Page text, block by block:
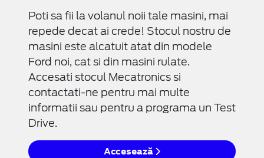
Poti sa fii la volanul noii tale masini, mai
repede decat ai crede! Stocul nostru de
masini este alcatuit atat din modele
Ford noi, cat si din masini rulate.
Accesati stocul Mecatronics si
contactati-ne pentru mai multe
informatii sau pentru a programa un Test
Drive.
Accesează